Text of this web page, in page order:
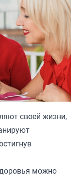
своей жизни,
можно